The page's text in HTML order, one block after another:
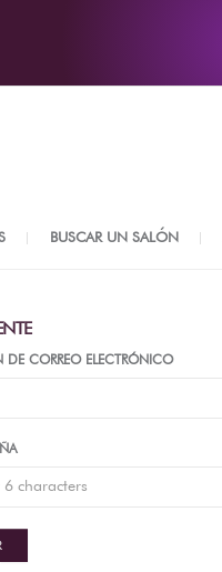
BUSCAR UN SALÓN
DE CORREO ELECTRÓNICO